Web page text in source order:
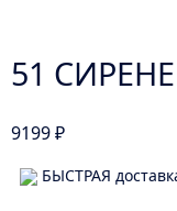
51
9199₽
БЫСТРАЯ